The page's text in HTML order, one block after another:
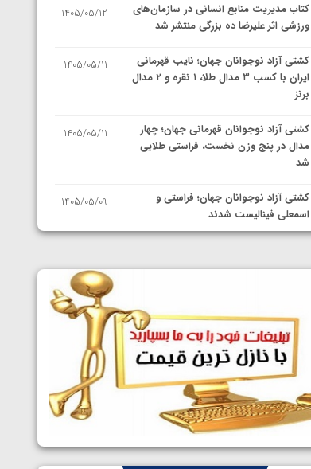
کتاب مدیریت منابع انسانی در سازمان‌های
ورزشی اثر علیرضا ده بزرگی منتشر شد
1405/05/12
کشتی آزاد نوجوانان جهان؛ نایب قهرمانی
ایران با کسب ۳ مدال طلا، ۱ نقره و ۲ مدال
برنز
1405/05/11
کشتی آزاد نوجوانان قهرمانی جهان؛ چهار
مدال در پنج وزن نخست، فراستی طلایی
شد
1405/05/11
کشتی آزاد نوجوانان جهان؛ فراستی و
اسمعلی فینالیست شدند
1405/05/09
نمایندگان ایران مشخص شدند
سوم برای ایران
1405/05/07
ایران چشم به راه چهار مدال در پنج وزن
دوم کشتی فرنگی نوجوانان جهان
1405/05/06